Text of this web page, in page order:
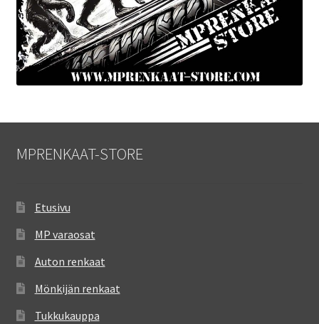
MPRENKAAT-STORE
Etusivu
MP varaosat
Auton renkaat
Mönkijän renkaat
Tukkukauppa